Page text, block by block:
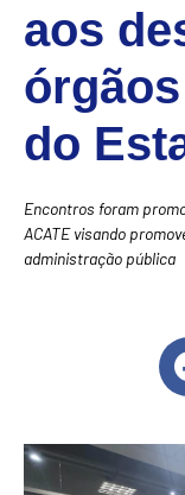
aos
do
Encontros foram
ACATE visando
administração pública